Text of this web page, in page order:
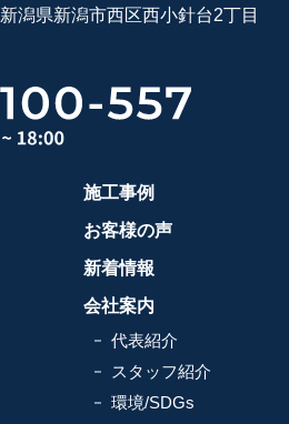
潟県新潟市西区西小針台2丁目
施工事例
お客様の声
新着情報
会社案内
代表紹介
スタッフ紹介
環境/SDGs